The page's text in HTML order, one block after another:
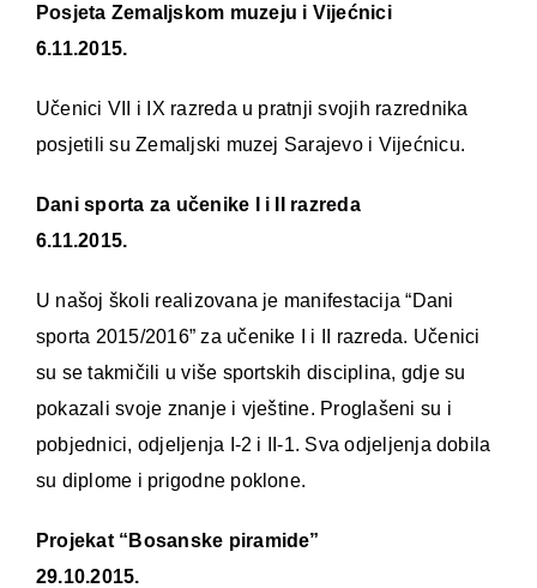
Posjeta Zemaljskom muzeju i Vijećnici
6.11.2015.
Učenici VII i IX razreda u pratnji svojih razrednika
posjetili su Zemaljski muzej Sarajevo i Vijećnicu.
Dani sporta za učenike I i II razreda
6.11.2015.
U našoj školi realizovana je manifestacija “Dani
sporta 2015/2016” za učenike I i II razreda. Učenici
su se takmičili u više sportskih disciplina, gdje su
pokazali svoje znanje i vještine. Proglašeni su i
pobjednici, odjeljenja I-2 i II-1. Sva odjeljenja dobila
su diplome i prigodne poklone.
Projekat “Bosanske piramide”
29.10.2015.